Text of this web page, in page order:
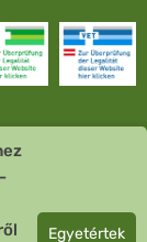
Egyetértek